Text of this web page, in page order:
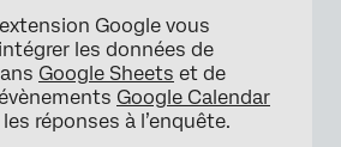
Google vous
les données de
Google Sheets et de
Google Calendar
réponses à l’enquête.